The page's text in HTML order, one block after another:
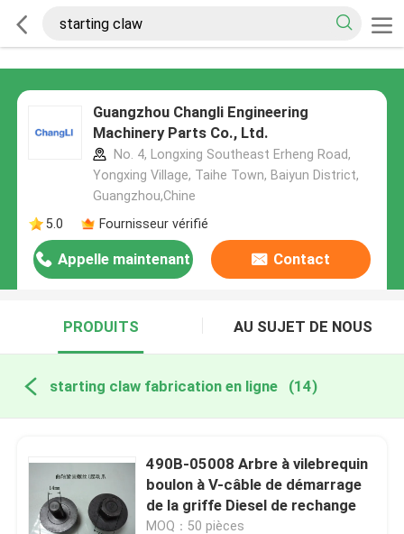
Guangzhou Changli Engineering
Machinery Parts Co., Ltd.
No. 4, Longxing Southeast Erheng Road,
Yongxing Village, Taihe Town, Baiyun District,
Guangzhou,Chine
5.0
Fournisseur vérifié
Appelle maintenant Contact
PRODUITS AU SUJET DE NOUS
starting claw fabrication en ligne (14)
490B-05008 Arbre à vilebrequin
boulon à V-câble de démarrage
de la griffe Diesel de rechange
MOQ：50 pièces